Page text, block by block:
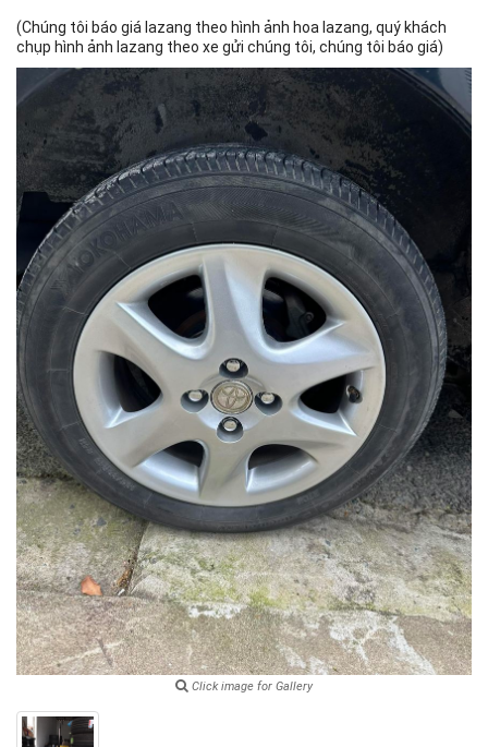
(Chúng tôi báo giá lazang theo hình ảnh hoa lazang, quý khách
chụp hình ảnh lazang theo xe gửi chúng tôi, chúng tôi báo giá)
Click image for Gallery